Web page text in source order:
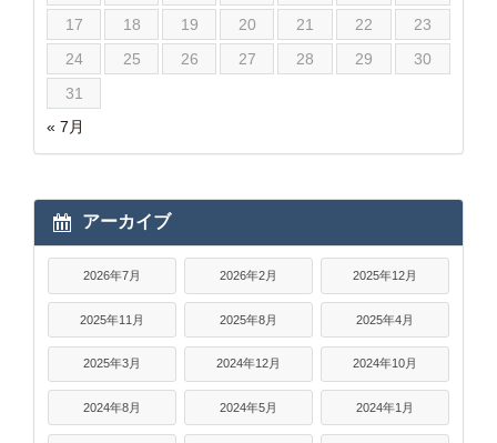
« 7月
17
18 19 20 21 22
23
24
25 26 27 28 29
30
31
アーカイブ
2026年7月 2026年2月 2025年12月
2025年11月 2025年8月 2025年4月
2025年3月 2024年12月 2024年10月
2024年8月 2024年5月 2024年1月